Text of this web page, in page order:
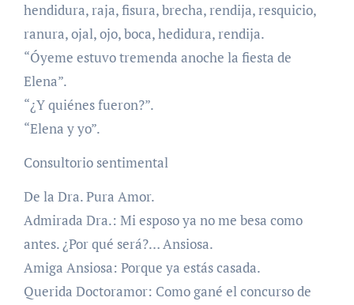
hendidura, raja, fisura, brecha, rendija, resquicio,
ranura, ojal, ojo, boca, hedidura, rendija.
“Óyeme estuvo tremenda anoche la fiesta de
Elena”.
“¿Y quiénes fueron?”.
“Elena y yo”.
Consultorio sentimental
De la Dra. Pura Amor.
Admirada Dra.: Mi esposo ya no me besa como
antes. ¿Por qué será?… Ansiosa.
Amiga Ansiosa: Porque ya estás casada.
Querida Doctoramor: Como gané el concurso de